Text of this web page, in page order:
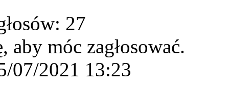
27
aby móc zagłosować.
07/2021 13:23